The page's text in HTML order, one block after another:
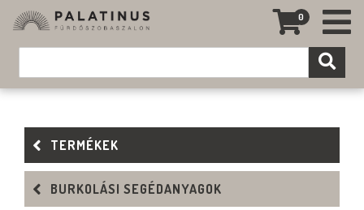
0
TERMÉKEK
BURKOLÁSI SEGÉDANYAGOK